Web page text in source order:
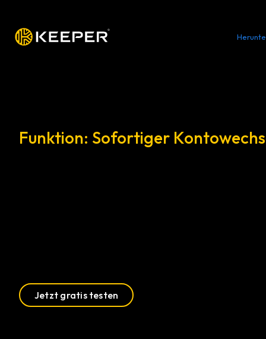
Funktion: Sofortiger
Jetzt gratis testen